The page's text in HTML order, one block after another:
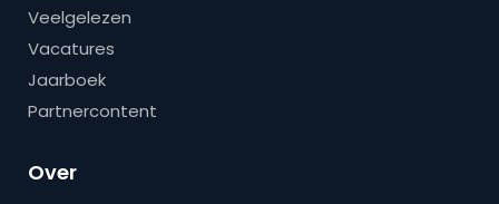
Veelgelezen
Vacatures
Jaarboek
Partnercontent
Over